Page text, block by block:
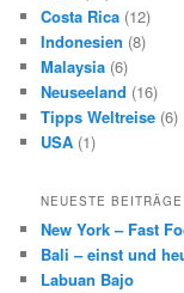
Costa Rica (12)
Indonesien (8)
Malaysia (6)
Neuseeland (16)
Tipps Weltreise (6)
USA (1)
NEUESTE BEITRÄGE
New York – Fast
Bali – einst und
Labuan Bajo